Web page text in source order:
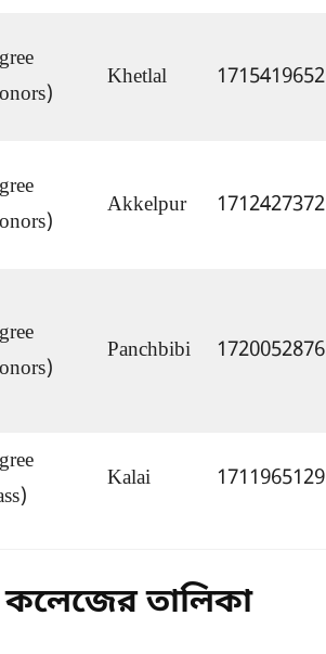
Khetlal 1715419652
Akkelpur 1712427372
Panchbibi 1720052876
Kalai 1711965129
তালিকা